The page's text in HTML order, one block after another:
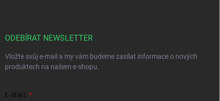
ODEBÍRAT NEWSLETTER
Vložte svůj e-mail a my vám budeme zasílat informace o nových
produktech na našem e-shopu.
E-MAIL